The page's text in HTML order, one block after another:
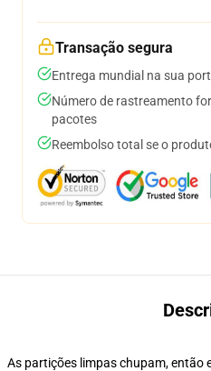
Transação segura
Entrega mundial na sua
Número de rastreamento
pacotes
Reembolso total se o
As partições limpas chupam, então